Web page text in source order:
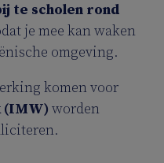
te scholen rond
je mee kan waken
omgeving.
komen voor
(IMW) worden